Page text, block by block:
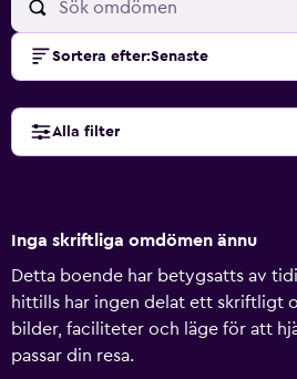
Sortera efter:Senaste
Alla filter
Inga skriftliga omdömen ännu
Detta boende har betygsatts av
hittills har ingen delat ett skriftligt
bilder, faciliteter och läge för att
passar din resa.